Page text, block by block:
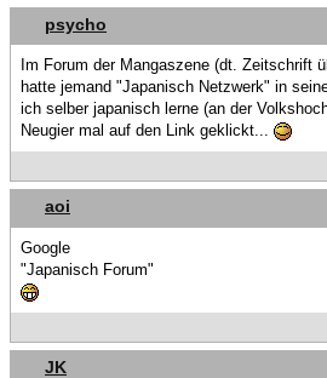
psycho
Im Forum der Mangaszene (dt. Zeitschrift
hatte jemand "Japanisch Netzwerk" in
ich selber japanisch lerne (an der
Neugier mal auf den Link geklickt...
aoi
Google
"Japanisch Forum"
JK